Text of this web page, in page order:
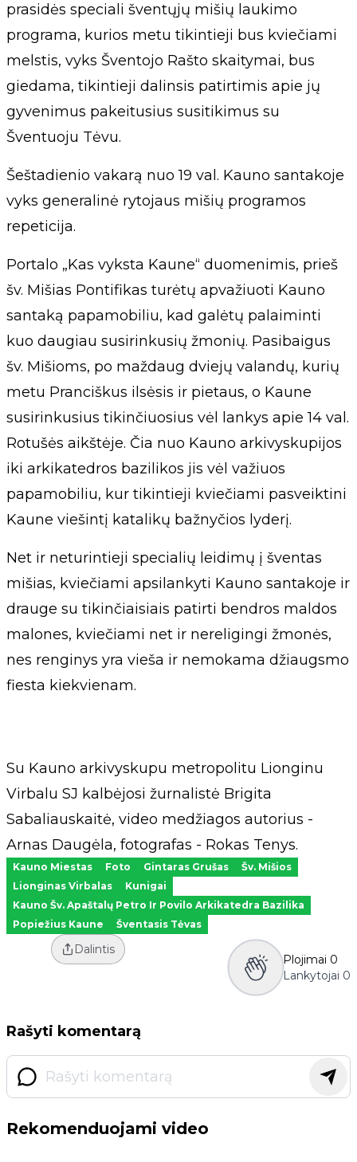
prasidės speciali šventųjų mišių laukimo
programa, kurios metu tikintieji bus kviečiami
melstis, vyks Šventojo Rašto skaitymai, bus
giedama, tikintieji dalinsis patirtimis apie jų
gyvenimus pakeitusius susitikimus su
Šventuoju Tėvu.
Šeštadienio vakarą nuo 19 val. Kauno santakoje
vyks generalinė rytojaus mišių programos
repeticija.
Portalo „Kas vyksta Kaune“ duomenimis, prieš
šv. Mišias Pontifikas turėtų apvažiuoti Kauno
santaką papamobiliu, kad galėtų palaiminti
kuo daugiau susirinkusių žmonių. Pasibaigus
šv. Mišioms, po maždaug dviejų valandų, kurių
metu Pranciškus ilsėsis ir pietaus, o Kaune
susirinkusius tikinčiuosius vėl lankys apie 14 val.
Rotušės aikštėje. Čia nuo Kauno arkivyskupijos
iki arkikatedros bazilikos jis vėl važiuos
papamobiliu, kur tikintieji kviečiami pasveiktini
Kaune viešintį katalikų bažnyčios lyderį.
Net ir neturintieji specialių leidimų į šventas
mišias, kviečiami apsilankyti Kauno santakoje ir
drauge su tikinčiaisiais patirti bendros maldos
malones, kviečiami net ir nereligingi žmonės,
nes renginys yra vieša ir nemokama džiaugsmo
fiesta kiekvienam.
Su Kauno arkivyskupu metropolitu Lionginu
Virbalu SJ kalbėjosi žurnalistė Brigita
Sabaliauskaitė, video medžiagos autorius -
Arnas Daugėla, fotografas - Rokas Tenys.
Kauno Miestas Foto Gintaras Grušas
Šv. Mišios
Lionginas Virbalas
Kunigai
Kauno Šv. Apaštalų Petro Ir Povilo Arkikatedra Bazilika
Popiežius Kaune
Šventasis Tėvas
Dalintis
Plojimai 0
Lankytojai 0
Rašyti komentarą
Rekomenduojami video